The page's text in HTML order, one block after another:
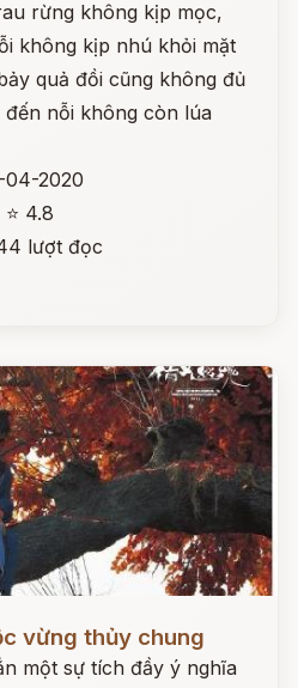
rừng không kịp mọc,
không kịp nhú khỏi mặt
quả đồi cũng không đủ
nỗi không còn lúa
04-2020
⭐ 4.8
lượt đọc
vừng thủy chung
một sự tích đầy ý nghĩa